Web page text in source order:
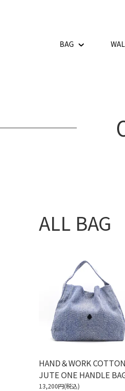
BAG
ALL BAG
HAND＆WORK COTTON
JUTE ONE HANDLE
13,200円(税込)